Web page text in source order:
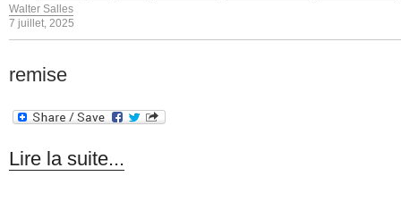
Walter Salles
7 juillet, 2025
remise
Lire la suite...